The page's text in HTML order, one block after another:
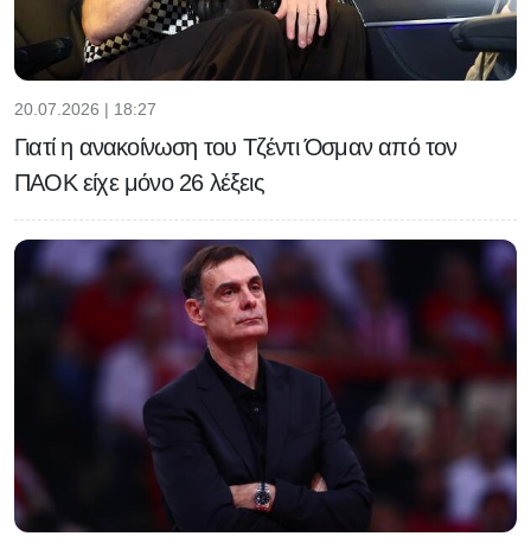
20.07.2026 | 18:27
Γιατί η ανακοίνωση του Τζέντι Όσμαν από τον
ΠΑΟΚ είχε μόνο 26 λέξεις